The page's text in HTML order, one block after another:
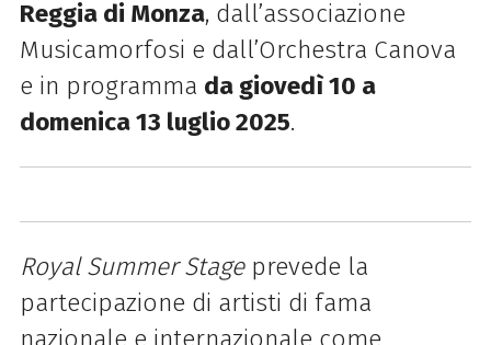
Reggia di Monza, dall’associazione
Musicamorfosi e dall’Orchestra Canova
e in programma da giovedì 10 a
domenica 13 luglio 2025.
Royal Summer Stageprevede la
partecipazione di artisti di fama
nazionale e internazionale come